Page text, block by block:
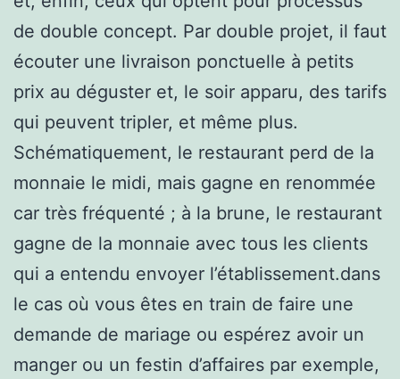
de double concept. Par double projet, il faut
écouter une livraison ponctuelle à petits
prix au déguster et, le soir apparu, des tarifs
qui peuvent tripler, et même plus.
Schématiquement, le restaurant perd de la
monnaie le midi, mais gagne en renommée
car très fréquenté ; à la brune, le restaurant
gagne de la monnaie avec tous les clients
qui a entendu envoyer l’établissement.dans
le cas où vous êtes en train de faire une
demande de mariage ou espérez avoir un
manger ou un festin d’affaires par exemple,